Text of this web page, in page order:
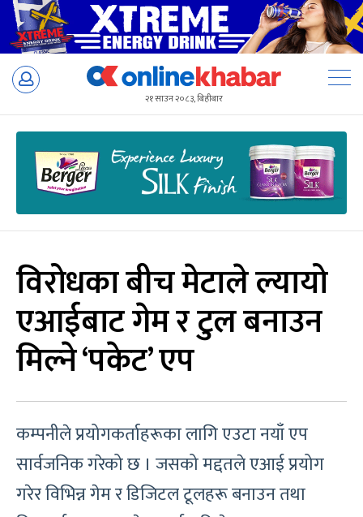
Skip
२१ साउन २०८३, बिहीबार
विरोधका बीच मेटाले ल्यायो
एआईबाट गेम र टुल बनाउन
मिल्ने ‘पकेट’ एप
कम्पनीले प्रयोगकर्ताहरूका लागि एउटा नयाँ एप
सार्वजनिक गरेको छ । जसको मद्दतले एआई प्रयोग
गरेर विभिन्न गेम र डिजिटल टूलहरू बनाउन तथा